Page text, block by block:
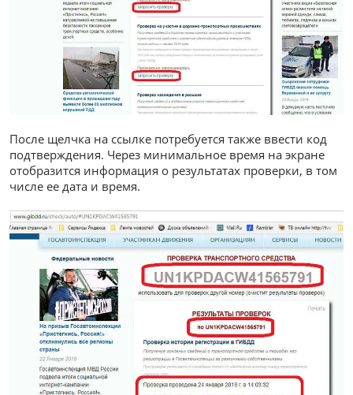
После щелчка на ссылке потребуется также ввести код
подтверждения. Через минимальное время на экране
отобразится информация о результатах проверки, в том
числе ее дата и время.